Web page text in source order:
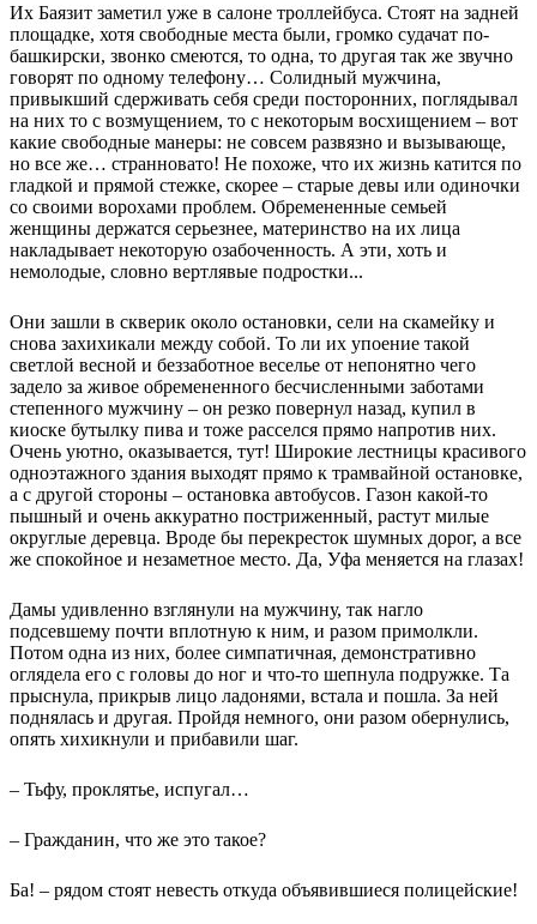
Их Баязит заметил уже в салоне троллейбуса. Стоят на задней
площадке, хотя свободные места были, громко судачат по-
башкирски, звонко смеются, то одна, то другая так же звучно
говорят по одному телефону… Солидный мужчина,
привыкший сдерживать себя среди посторонних, поглядывал
на них то с возмущением, то с некоторым восхищением – вот
какие свободные манеры: не совсем развязно и вызывающе,
но все же… странновато! Не похоже, что их жизнь катится по
гладкой и прямой стежке, скорее – старые девы или одиночки
со своими ворохами проблем. Обремененные семьей
женщины держатся серьезнее, материнство на их лица
накладывает некоторую озабоченность. А эти, хоть и
немолодые, словно вертлявые подростки...
Они зашли в скверик около остановки, сели на скамейку и
снова захихикали между собой. То ли их упоение такой
светлой весной и беззаботное веселье от непонятно чего
задело за живое обремененного бесчисленными заботами
степенного мужчину – он резко повернул назад, купил в
киоске бутылку пива и тоже расселся прямо напротив них.
Очень уютно, оказывается, тут! Широкие лестницы красивого
одноэтажного здания выходят прямо к трамвайной остановке,
а с другой стороны – остановка автобусов. Газон какой-то
пышный и очень аккуратно постриженный, растут милые
округлые деревца. Вроде бы перекресток шумных дорог, а все
же спокойное и незаметное место. Да, Уфа меняется на глазах!
Дамы удивленно взглянули на мужчину, так нагло
подсевшему почти вплотную к ним, и разом примолкли.
Потом одна из них, более симпатичная, демонстративно
оглядела его с головы до ног и что-то шепнула подружке. Та
прыснула, прикрыв лицо ладонями, встала и пошла. За ней
поднялась и другая. Пройдя немного, они разом обернулись,
опять хихикнули и прибавили шаг.
– Тьфу, проклятье, испугал…
– Гражданин, что же это такое?
Ба! – рядом стоят невесть откуда объявившиеся полицейские!